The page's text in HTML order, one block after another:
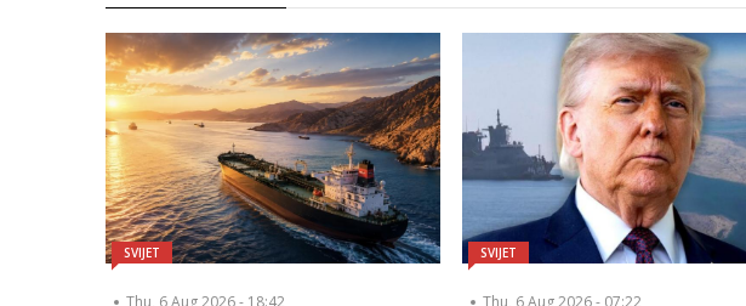
SVIJET
Thu, 6 Aug 2026 - 18:42
SVIJET
Thu, 6 Aug 2026 - 07:22